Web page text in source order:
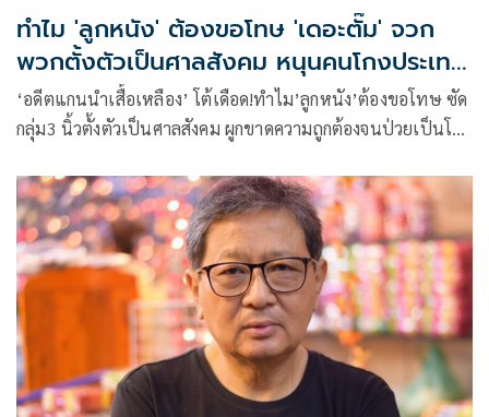
ทำไม 'ลูกหนัง' ต้องขอโทษ 'เดอะตั๊ม' จวก
พวกตั้งตัวเป็นศาลสังคม หนุนคนโกงประเทศ
ต้องขอโทษไหม
‘อดีตแกนนำเสื้อเหลือง’ โต้เดือด!ทำไม’ลูกหนัง’ต้องขอโทษ ซัด
กลุ่ม3 นิ้วตั้งตัวเป็นศาลสังคม ผูกขาดความถูกต้องจนป่วยเป็นโรค
ทำไมไม่เรียกร้องให้ขอโทษ